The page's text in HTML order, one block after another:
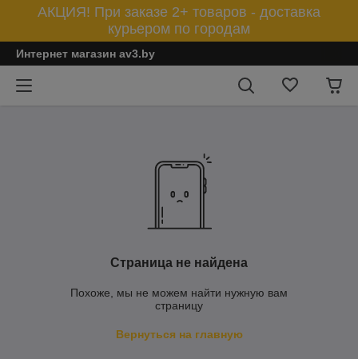
АКЦИЯ! При заказе 2+ товаров - доставка
курьером по городам
Интернет магазин av3.by
Страница не найдена
Похоже, мы не можем найти нужную вам
страницу
Вернуться на главную